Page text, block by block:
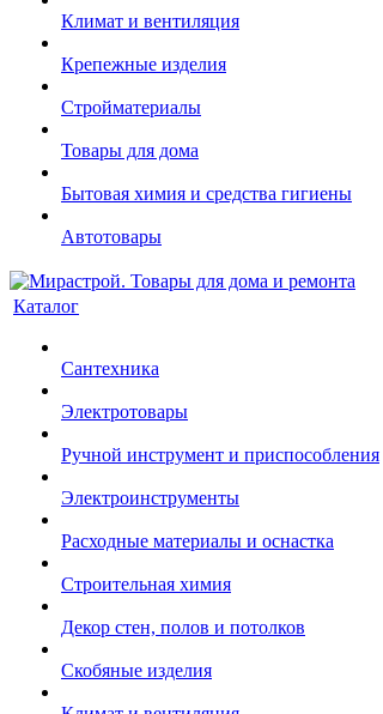
Климат и вентиляция
Крепежные изделия
Стройматериалы
Товары для дома
Бытовая химия и средства гигиены
Автотовары
Каталог
Сантехника
Электротовары
Ручной инструмент и приспособления
Электроинструменты
Расходные материалы и оснастка
Строительная химия
Декор стен, полов и потолков
Скобяные изделия